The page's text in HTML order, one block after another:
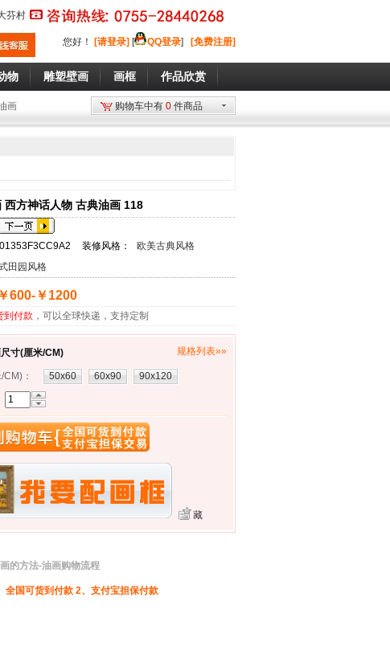
芬村
您好 ！ [请登录] [ QQ登录] [免费注册]
物 雕塑壁画 画框 作品欣赏
画 购物车中有 0 件商品
西方神话人物 古典油画 118
装修风格：
欧美古典风格
田园风格
￥600-￥1200
到付款 ，可以全球快递，支持定制
寸(厘米/CM) 规格列表»»
CM) ： 50x60 60x90
90x120
藏
的方法-油画购物流程
全国可货到付款 2、支付宝担保付款